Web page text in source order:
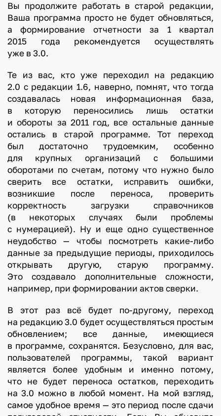
Вы продолжите работать в старой редакции,
Ваша программа просто не будет обновляться,
а формирование отчетности за 1 квартал
2015 года рекомендуется осуществлять
уже в 3.0.
Те из вас, кто уже переходил на редакцию
2.0 с редакции 1.6, наверно, помнят, что тогда
создавалась новая информационная база,
в которую переносились лишь остатки
и обороты за 2011 год, все остальные данные
остались в старой программе. Тот переход
был достаточно трудоемким, особенно
для крупных организаций с большими
оборотами по счетам, потому что нужно было
сверить все остатки, исправить ошибки,
возникшие после переноса, проверить
корректность загрузки справочников
(в некоторых случаях были проблемы
с нумерацией). Ну и еще одно существенное
неудобство — чтобы посмотреть какие-либо
данные за предыдущие периоды, приходилось
открывать другую, старую программу.
Это создавало дополнительные сложности,
например, при формировании актов сверки.
В этот раз всё будет по-другому, переход
на редакцию 3.0 будет осуществляться простым
обновлением; все данные, имеющиеся
в программе, сохранятся. Безусловно, для вас,
пользователей программы, такой вариант
является более удобным и именно потому,
что не будет переноса остатков, переходить
на 3.0 можно в любой момент. На мой взгляд,
самое удобное время — это период после сдачи